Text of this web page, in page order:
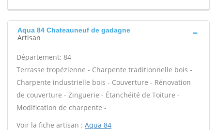
Aqua 84 Chateauneuf de gadagne
Artisan
Département: 84
Terrasse tropézienne - Charpente traditionnelle bois -
Charpente industrielle bois - Couverture - Rénovation
de couverture - Zinguerie - Étanchéité de Toiture -
Modification de charpente -
Voir la fiche artisan : Aqua 84